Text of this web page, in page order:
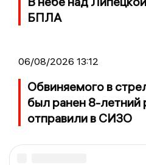
БПЛА
06/08/2026 13:12
Обвиняемого в
был ранен 8-летний
отправили в СИЗО